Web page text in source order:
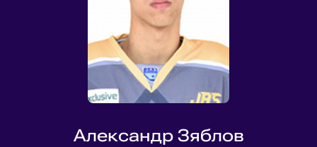
Александр Зяблов